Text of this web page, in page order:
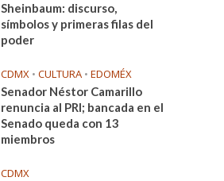
Sheinbaum: discurso,
símbolos y primeras filas del
poder
CDMX • CULTURA • EDOMÉX
Senador Néstor Camarillo
renuncia al PRI; bancada en el
Senado queda con 13
miembros
CDMX